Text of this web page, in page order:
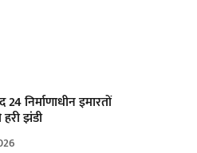
निर्माणाधीन इमारतों
झंडी